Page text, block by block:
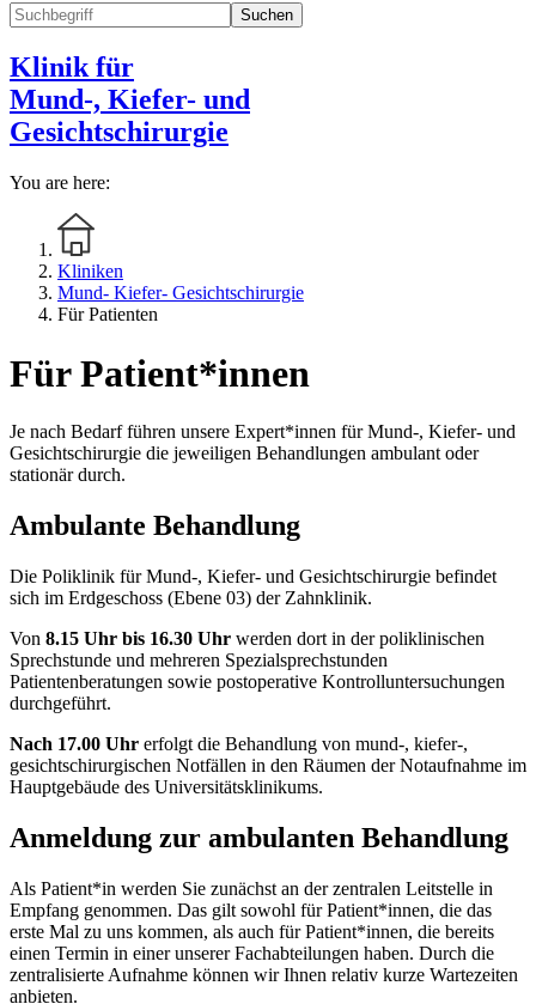
Suchen
Klinik für
Mund-, Kiefer- und
Gesichtschirurgie
You are here:
Kliniken
Mund- Kiefer- Gesichtschirurgie
Für Patienten
Für Patient*innen
Je nach Bedarf führen unsere Expert*innen für Mund-, Kiefer- und
Gesichtschirurgie die jeweiligen Behandlungen ambulant oder
stationär durch.
Ambulante Behandlung
Die Poliklinik für Mund-, Kiefer- und Gesichtschirurgie befindet
sich im Erdgeschoss (Ebene 03) der Zahnklinik.
Von 8.15 Uhr bis 16.30 Uhr werden dort in der poliklinischen
Sprechstunde und mehreren Spezialsprechstunden
Patientenberatungen sowie postoperative Kontrolluntersuchungen
durchgeführt.
Nach 17.00 Uhr erfolgt die Behandlung von mund-, kiefer-,
gesichtschirurgischen Notfällen in den Räumen der Notaufnahme im
Hauptgebäude des Universitätsklinikums.
Anmeldung zur ambulanten Behandlung
Als Patient*in werden Sie zunächst an der zentralen Leitstelle in
Empfang genommen. Das gilt sowohl für Patient*innen, die das
erste Mal zu uns kommen, als auch für Patient*innen, die bereits
einen Termin in einer unserer Fachabteilungen haben. Durch die
zentralisierte Aufnahme können wir Ihnen relativ kurze Wartezeiten
anbieten.